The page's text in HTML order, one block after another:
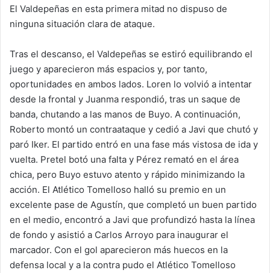
El Valdepeñas en esta primera mitad no dispuso de
ninguna situación clara de ataque.
Tras el descanso, el Valdepeñas se estiró equilibrando el
juego y aparecieron más espacios y, por tanto,
oportunidades en ambos lados. Loren lo volvió a intentar
desde la frontal y Juanma respondió, tras un saque de
banda, chutando a las manos de Buyo. A continuación,
Roberto montó un contraataque y cedió a Javi que chutó y
paró Iker. El partido entró en una fase más vistosa de ida y
vuelta. Pretel botó una falta y Pérez remató en el área
chica, pero Buyo estuvo atento y rápido minimizando la
acción. El Atlético Tomelloso halló su premio en un
excelente pase de Agustín, que completó un buen partido
en el medio, encontró a Javi que profundizó hasta la línea
de fondo y asistió a Carlos Arroyo para inaugurar el
marcador. Con el gol aparecieron más huecos en la
defensa local y a la contra pudo el Atlético Tomelloso